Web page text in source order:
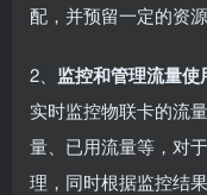
配，并预留一定的资
2、 监控和管理流量使
实时监控物联卡的流
量、已用流量等，对
理，同时根据监控结